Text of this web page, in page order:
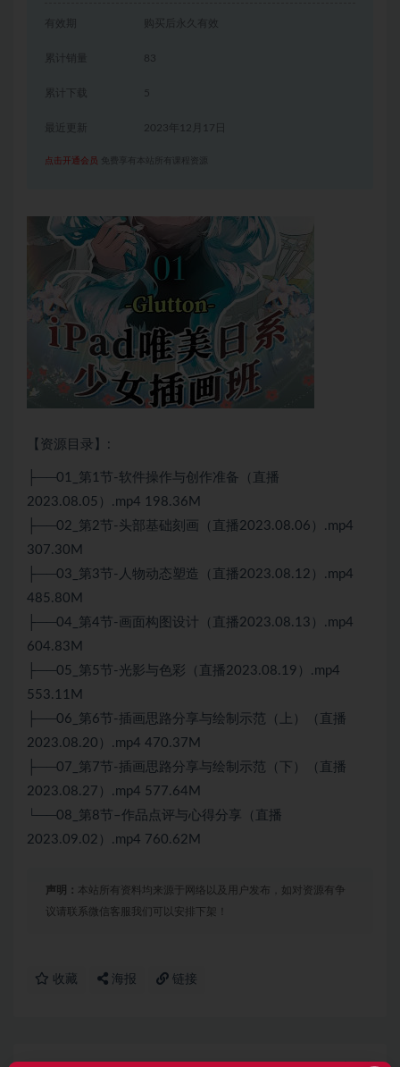
有效期 购买后永久有效
累计销量 83
累计下载 5
2023年12月17日
点击开通会员 免费享有本站所有课程资源
【资源目录】:
├──01_第1节-软件操作与创作准备（直播
2023.08.05）.mp4 198.36M
├──02_第2节-头部基础刻画（直播2023.08.06）.mp4
307.30M
├──03_第3节-人物动态塑造（直播2023.08.12）.mp4
485.80M
├──04_第4节-画面构图设计（直播2023.08.13）.mp4
604.83M
├──05_第5节-光影与色彩（直播2023.08.19）.mp4
553.11M
├──06_第6节-插画思路分享与绘制示范（上）（直播
2023.08.20）.mp4 470.37M
├──07_第7节-插画思路分享与绘制示范（下）（直播
2023.08.27）.mp4 577.64M
└──08_第8节–作品点评与心得分享（直播
2023.09.02）.mp4 760.62M
声明： 本站所有资料均来源于网络以及用户发布，如对资源有争
议请联系微信客服我们可以安排下架！
收藏 海报 链接